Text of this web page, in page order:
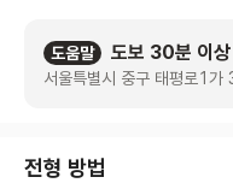
도움말 도보 30분 이
서울특별시 중구 태평로1가
전형 방법